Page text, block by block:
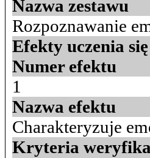
Nazwa zestawu
Rozpoznawanie
Efekty uczenia się
Numer efektu
1
Nazwa efektu
Charakteryzuje
Kryteria